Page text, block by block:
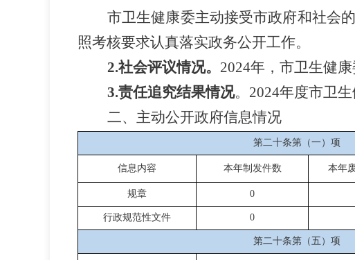
市卫生健康委主动接受市政府和社会
照考核要求认真落实政务公开工作。
2.社会评议情况。 2024年 ，市卫生健
3.责任追究结果情况。 2024年度市卫生
二、主动公开政府信息情况
第二十条第（一）项
信息内容 本年制发件数 本年
规章 0
行政规范性文件 0
第二十条第（五）项